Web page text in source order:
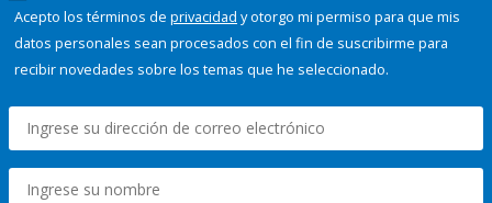
Acepto los términos de privacidad y otorgo mi permiso para que mis
datos personales sean procesados con el fin de suscribirme para
recibir novedades sobre los temas que he seleccionado.